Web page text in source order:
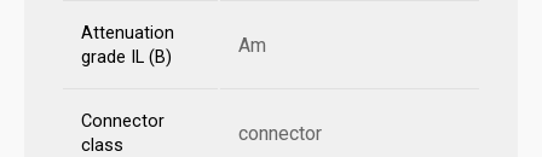
Attenuation
grade IL (B)
Am
Connector
class
connector